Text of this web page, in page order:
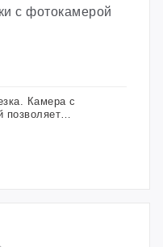
с фотокамерой
Камера с
позволяет